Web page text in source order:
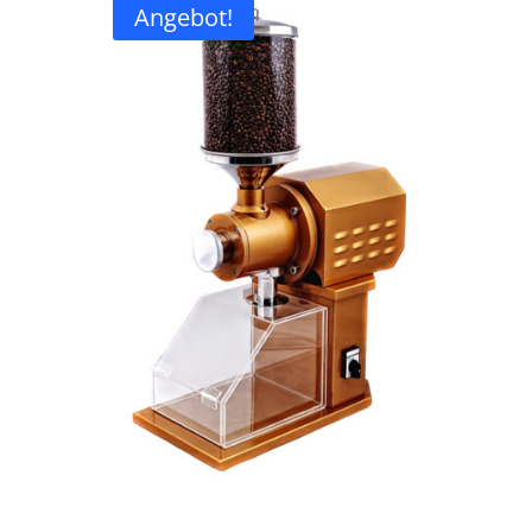
Angebot!